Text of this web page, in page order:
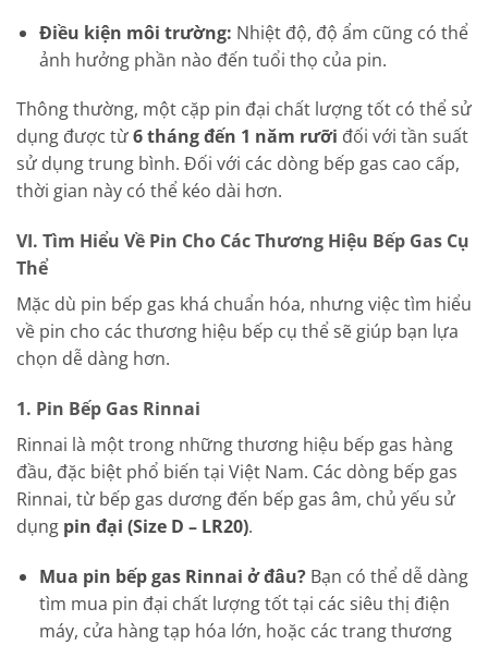
Điều kiện môi trường: Nhiệt độ, độ ẩm cũng có thể
ảnh hưởng phần nào đến tuổi thọ của pin.
Thông thường, một cặp pin đại chất lượng tốt có thể sử
dụng được từ6 tháng đến 1 năm rưỡi đối với tần suất
sử dụng trung bình. Đối với các dòng bếp gas cao cấp,
thời gian này có thể kéo dài hơn.
VI. Tìm Hiểu Về Pin Cho Các Thương Hiệu Bếp Gas Cụ
Thể
Mặc dù pin bếp gas khá chuẩn hóa, nhưng việc tìm hiểu
về pin cho các thương hiệu bếp cụ thể sẽ giúp bạn lựa
chọn dễ dàng hơn.
1. Pin Bếp Gas Rinnai
Rinnai là một trong những thương hiệu bếp gas hàng
đầu, đặc biệt phổ biến tại Việt Nam. Các dòng bếp gas
Rinnai, từ bếp gas dương đến bếp gas âm, chủ yếu sử
dụng pin đại (Size D – LR20).
Mua pin bếp gas Rinnai ở đâu?Bạn có thể dễ dàng
tìm mua pin đại chất lượng tốt tại các siêu thị điện
máy, cửa hàng tạp hóa lớn, hoặc các trang thương